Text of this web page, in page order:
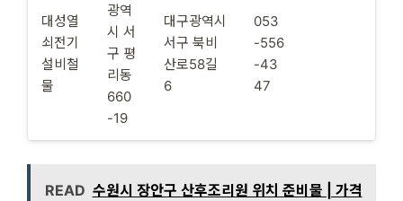
대성열
쇠전기
설비철
물
광역
시 서
구 평
리동
660
-19
대구광역시
서구 북비
산로58길
6
053
-556
-43
47
READ 수원시 장안구 산후조리원 위치 준비물 | 가격